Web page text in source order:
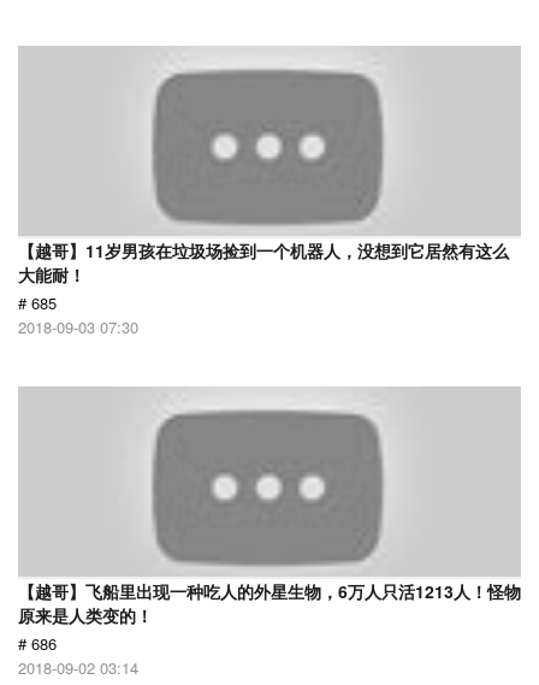
【越哥】11岁男孩在垃圾场捡到一个机器人，没想到它居然有这么
大能耐！
# 685
2018-09-03 07:30
【越哥】飞船里出现一种吃人的外星生物，6万人只活1213人！怪物
原来是人类变的！
# 686
2018-09-02 03:14